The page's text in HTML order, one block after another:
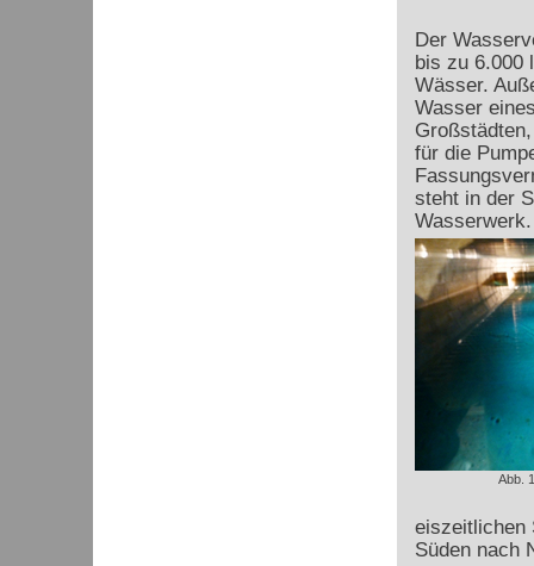
Der
bis zu 6.000
Wässer.
Wasser
für die
steht in der
Wasserwerk.
Abb.
eiszeitlichen
Süden nach